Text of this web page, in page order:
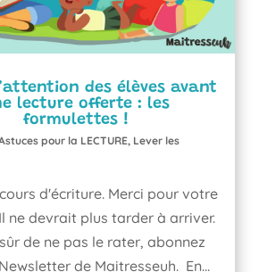
des élèves avant
lecture offerte : les
formulettes !
pour la LECTURE, Lever les
d'écriture. Merci pour votre
ne devrait plus tarder à arriver.
de ne pas le rater, abonnez
de Maitresseuh. En...